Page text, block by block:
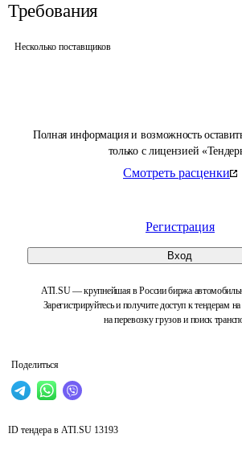
Полная информация и возможность
только с лицензией
Смотреть расценки
Регистрация
Вход
ATI.SU — крупнейшая в России биржа
Зарегистрируйтесь и получите доступ к тендерам
на перевозку грузов и поиск
Поделиться
Требования
Несколько поставщиков
ID тендера в ATI.SU 13193